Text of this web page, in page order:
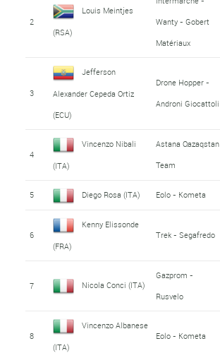
2
Louis Meintjes
(RSA)
Wanty - Gobert
Matériaux
3
Jefferson
Alexander Cepeda Ortiz
(ECU)
Drone Hopper -
Androni Giocattoli
4
Vincenzo Nibali
(ITA)
Astana Qazaqstan
Team
5 Diego Rosa (ITA) Eolo - Kometa
6
Kenny Elissonde
(FRA)
Trek - Segafredo
7 Nicola Conci (ITA)
Gazprom -
Rusvelo
8
Vincenzo Albanese
(ITA)
Eolo - Kometa